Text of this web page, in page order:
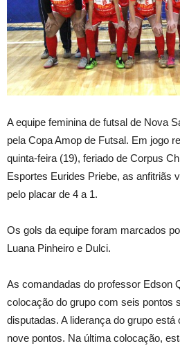
Aequipe feminina de futsal de Nova
pela Copa Amop de Futsal. Em jogo
quinta-feira (19), feriado de Corpus
Esportes Eurides Priebe, as anfitriãs
pelo placar de 4 a 1.
Os gols da equipe foram marcados
Luana Pinheiro e Dulci.
As comandadas do professor Edson
colocação do grupo com seis pontos
disputadas. A liderança do grupo
nove pontos. Na última colocação,